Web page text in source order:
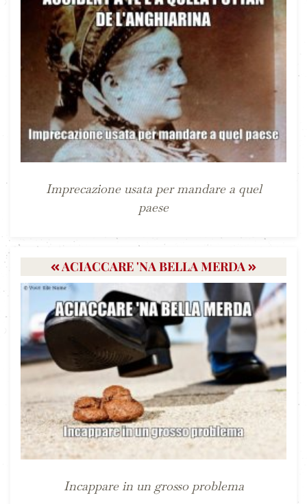
Imprecazione usata per mandare a quel
paese
ACIACCARE 'NA BELLA MERDA
Incappare in un grosso problema